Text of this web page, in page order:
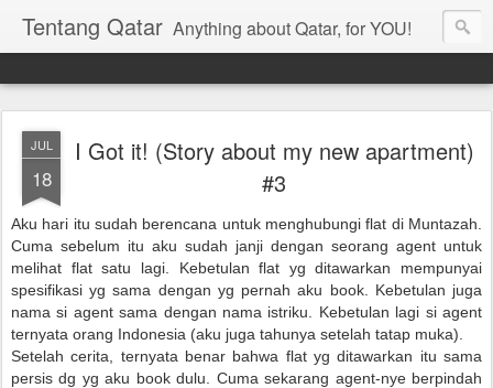
Tentang Qatar Anything about Qatar, for YOU!
JUL
18
I Got it! (Story about my new apartment)
#3
Aku hari itu sudah berencana untuk menghubungi flat di Muntazah.
Cuma sebelum itu aku sudah janji dengan seorang agent untuk
melihat flat satu lagi. Kebetulan flat yg ditawarkan mempunyai
spesifikasi yg sama dengan yg pernah aku book. Kebetulan juga
nama si agent sama dengan nama istriku. Kebetulan lagi si agent
ternyata orang Indonesia (aku juga tahunya setelah tatap muka).
Setelah cerita, ternyata benar bahwa flat yg ditawarkan itu sama
persis dg yg aku book dulu. Cuma sekarang agent-nye berpindah